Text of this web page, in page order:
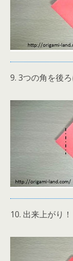
9. 3つの角を後
10. 出来上がり！